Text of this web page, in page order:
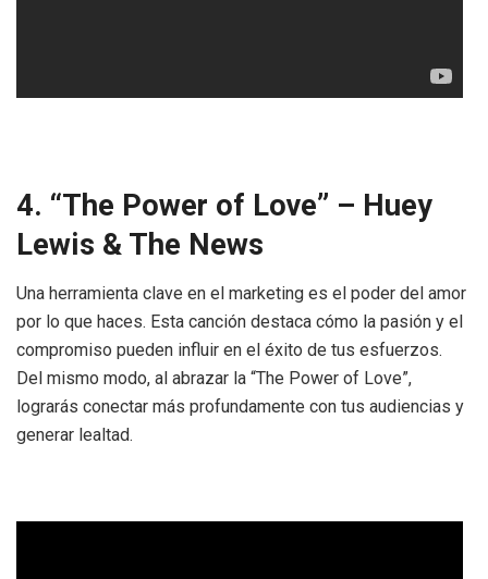
4. “The Power of Love” – Huey
Lewis & The News
Una herramienta clave en el marketing es el poder del amor
por lo que haces. Esta canción destaca cómo la pasión y el
compromiso pueden influir en el éxito de tus esfuerzos.
Del mismo modo, al abrazar la “The Power of Love”,
lograrás conectar más profundamente con tus audiencias y
generar lealtad.